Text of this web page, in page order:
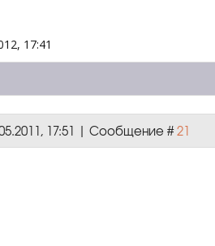
17:41
17:51 | Сообщение #21